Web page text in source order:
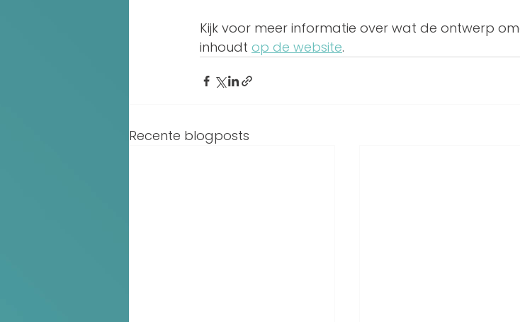
Kijk voor meer informatie over wat de ontwerp
inhoudt op de website.
Recente blogposts